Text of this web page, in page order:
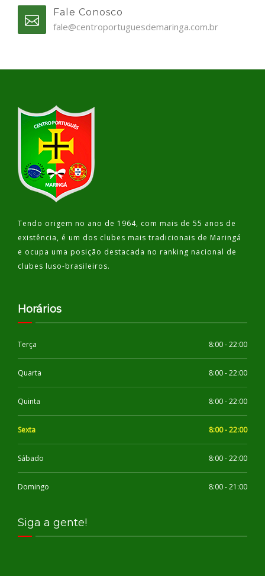
Fale Conosco
fale@centroportuguesdemaringa.com.br
Tendo origem no ano de 1964, com mais de 55 anos de
existência, é um dos clubes mais tradicionais de Maringá
e ocupa uma posição destacada no ranking nacional de
clubes luso-brasileiros.
Horários
Terça 8:00 - 22:00
Quarta 8:00 - 22:00
Quinta 8:00 - 22:00
Sexta 8:00 - 22:00
Sábado 8:00 - 22:00
Domingo 8:00 - 21:00
Siga a gente!